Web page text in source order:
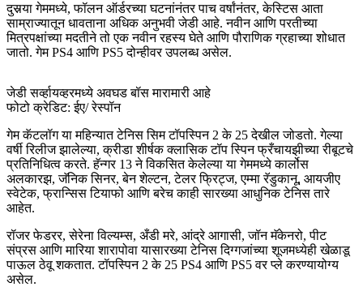
दुसर्‍या गेममध्ये, फॉलन ऑर्डरच्या घटनांनंतर पाच वर्षांनंतर, केस्टिस आता
साम्राज्यातून धावताना अधिक अनुभवी जेडी आहे. नवीन आणि परतीच्या
मित्रपक्षांच्या मदतीने तो एक नवीन रहस्य घेते आणि पौराणिक ग्रहाच्या शोधात
जातो. गेम PS4 आणि PS5 दोन्हीवर उपलब्ध असेल.
जेडी सर्व्हायव्हरमध्ये अवघड बॉस मारामारी आहे
फोटो क्रेडिट: ईए/ रेस्पॉन
गेम कॅटलॉग या महिन्यात टेनिस सिम टॉपस्पिन 2 के 25 देखील जोडतो. गेल्या
वर्षी रिलीज झालेल्या, क्रीडा शीर्षक क्लासिक टॉप स्पिन फ्रँचायझीच्या रीबूटचे
प्रतिनिधित्व करते. हॅन्गर 13 ने विकसित केलेल्या या गेममध्ये कार्लोस
अलकारझ, जॅनिक सिनर, बेन शेल्टन, टेलर फ्रिट्ज, एम्मा रॅडुकानू, आयजीए
स्वेटेक, फ्रान्सिस टियाफो आणि बरेच काही सारख्या आधुनिक टेनिस तारे
आहेत.
रॉजर फेडरर, सेरेना विल्यम्स, अँडी मरे, आंद्रे आगासी, जॉन मॅकेनरो, पीट
संप्रस आणि मारिया शारापोवा यासारख्या टेनिस दिग्गजांच्या शूजमध्येही खेळाडू
पाऊल ठेवू शकतात. टॉपस्पिन 2 के 25 PS4 आणि PS5 वर प्ले करण्यायोग्य
असेल.